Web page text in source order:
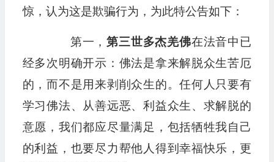
惊，认为这是欺骗行为，为此特公告如下：
第一，第三世多杰羌佛在法音中已
经多次明确开示：佛法是拿来解脱众生苦厄
的，而不是用来剥削众生的。任何人只要有
学习佛法、从善远恶、利益众生、求解脱的
意愿，我们都应尽量满足，包括牺牲我自己
的利益，也要尽力帮他人得到幸福快乐，更